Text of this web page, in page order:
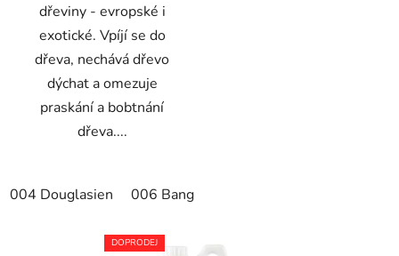
dřeviny - evropské i
exotické. Vpíjí se do
dřeva, nechává dřevo
dýchat a omezuje
praskání a bobtnání
dřeva....
004 Douglasien 006 Bangkirai
DOPRODEJ